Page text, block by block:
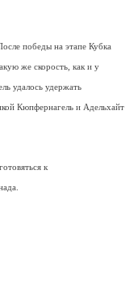
победы на этапе Кубка
же скорость, как и у
удалось удержать
Кюпфернагель и Адельхайт
к